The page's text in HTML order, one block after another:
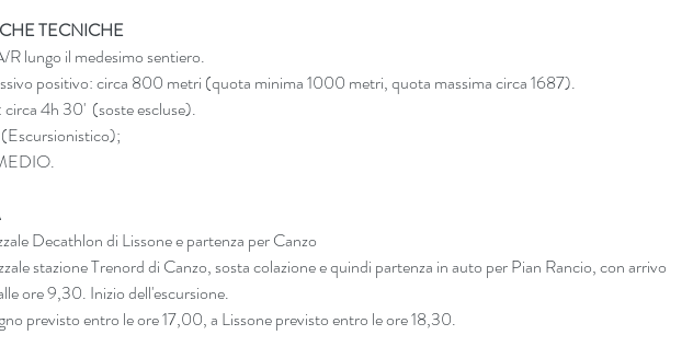
TECNICHE
R lungo il medesimo sentiero.
positivo: circa 800 metri (quota minima 1000 metri, quota massima circa 1687).
4h 30'  (soste escluse).
Decathlon di Lissone e partenza per Canzo
stazione Trenord di Canzo, sosta colazione e quindi partenza in auto per Pian Rancio, con arrivo
ore 9,30. Inizio dell'escursione.
previsto entro le ore 17,00, a Lissone previsto entro le ore 18,30.